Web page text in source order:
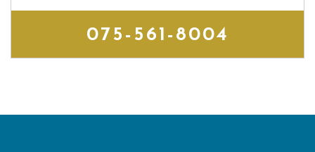
075-561-8004